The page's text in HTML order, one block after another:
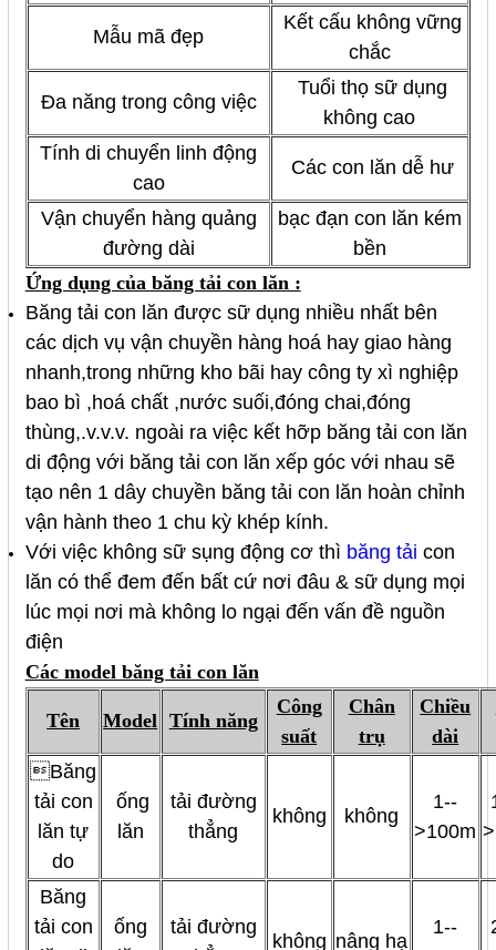
Mẫu mã đẹp
Kết cấu không vững
chắc
Đa năng trong công việc
Tuổi thọ sữ dụng
không cao
Tính di chuyển linh động
cao
Các con lăn dễ hư
Vận chuyển hàng quảng
đường dài
bạc đạn con lăn kém
bền
Ứng dụng của băng tải con lăn :
Băng tải con lăn được sữ dụng nhiều nhất bên
các dịch vụ vận chuyền hàng hoá hay giao hàng
nhanh,trong những kho bãi hay công ty xì nghiệp
bao bì ,hoá chất ,nước suối,đóng chai,đóng
thùng,.v.v.v. ngoài ra việc kết hỡp băng tải con lăn
di động với băng tải con lăn xếp góc với nhau sẽ
tạo nên 1 dây chuyền băng tải con lăn hoàn chỉnh
vận hành theo 1 chu kỳ khép kính.
Với việc không sữ sụng động cơ thì băng tải con
lăn có thể đem đến bất cứ nơi đâu & sữ dụng mọi
lúc mọi nơi mà không lo ngại đến vấn đề nguồn
điện
Các model băng tải con lăn
Tên Model Tính năng
Công
suất
Chân
trụ
Chiều
dài
Băng
tải con
lăn tự
do
ống
lăn
tải đường
thẳng
không không
1--
>100m
Băng
tải con
ống
tải đường
không nâng hạ
1--